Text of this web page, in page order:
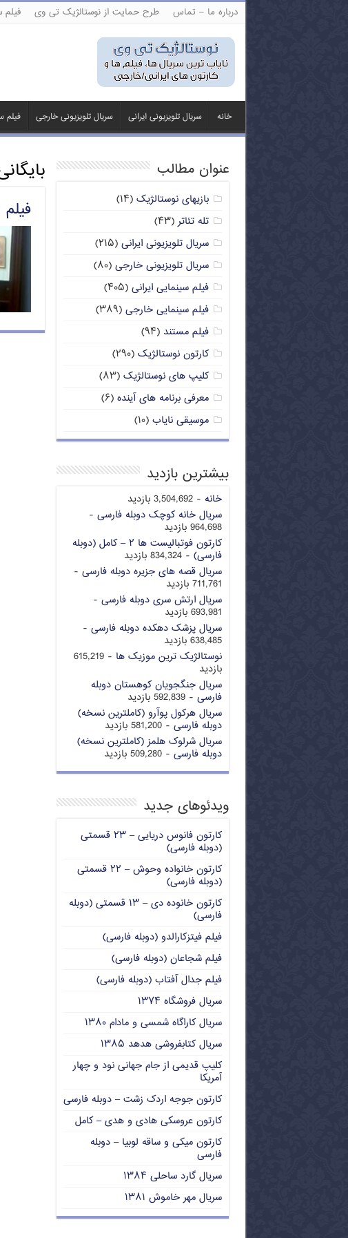
درباره ما – تماس طرح حمایت از نوستالژیک تی وی فیلم
خانه سریال تلویزیونی ایرانی سریال تلویزیونی خارجی فیلم
عنوان مطالب
بازیهای نوستالژیک (۱۴)
تله تئاتر(۴۳)
سریال تلویزیونی ایرانی (۲۱۵)
سریال تلویزیونی خارجی (۸۰)
فیلم سینمایی ایرانی (۴۰۵)
فیلم سینمایی خارجی (۳۸۹)
فیلم مستند (۹۴)
کارتون نوستالژیک (۲۹۰)
کلیپ های نوستالژیک (۸۳)
معرفی برنامه های آینده (۶)
موسیقی نایاب (۱۰)
بیشترین بازدید
خانه - 3,504,692 بازدید
سریال خانه کوچک دوبله فارسی -
964,698 بازدید
کارتون فوتبالیست ها ۲ – کامل (دوبله
فارسی) - 834,324 بازدید
سریال قصه های جزیره دوبله فارسی -
711,761 بازدید
سریال ارتش سری دوبله فارسی -
693,981 بازدید
سریال پزشک دهکده دوبله فارسی -
638,485 بازدید
نوستالژیک ترین موزیک ها
- 615,219
بازدید
سریال جنگجویان کوهستان دوبله
فارسی - 592,839 بازدید
سریال هرکول پوآرو (کاملترین نسخه)
دوبله فارسی - 581,200 بازدید
سریال شرلوک هلمز (کاملترین نسخه)
دوبله فارسی - 509,280 بازدید
ویدئوهای جدید
کارتون فانوس دریایی – ۲۳ قسمتی
(دوبله فارسی)
کارتون خانواده وحوش – ۲۲ قسمتی
(دوبله فارسی)
کارتون خانوده دی – ۱۳ قسمتی (دوبله
فارسی)
فیلم فیتزکارالدو (دوبله فارسی)
فیلم شجاعان (دوبله فارسی)
فیلم جدال آفتاب (دوبله فارسی)
سریال فروشگاه ۱۳۷۴
سریال کاراگاه شمسی و مادام ۱۳۸۰
سریال کتابفروشی هدهد ۱۳۸۵
کلیپ قدیمی از جام جهانی نود و چهار
آمریکا
کارتون جوجه اردک زشت – دوبله فارسی
کارتون عروسکی هادی و هدی – کامل
کارتون میکی و ساقه لوبیا – دوبله
فارسی
سریال گارد ساحلی ۱۳۸۴
سریال مهر خاموش ۱۳۸۱